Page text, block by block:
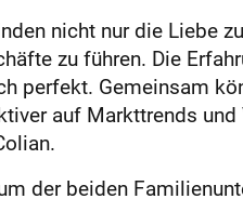
nicht nur die Liebe
zu führen. Die
perfekt. Gemeinsam
auf Markttrends
der beiden